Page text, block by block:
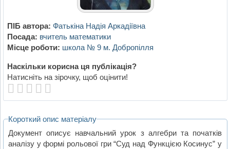
ПІБ автора: Фатькіна Надія Аркадіївна
Посада: вчитель математики
Місце роботи: школа № 9 м. Добропілля
Наскільки корисна ця публікація?
Натисніть на зірочку, щоб оцінити!
Короткий опис матеріалу
Документ описує навчальний урок з алгебри та початків
аналізу у формі рольової гри “Суд над Функцією Косинус” у